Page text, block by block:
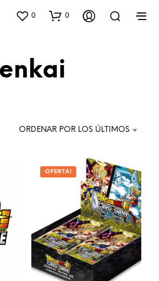
0 0
ORDENAR POR LOS ÚLTIMOS
OFERTA!